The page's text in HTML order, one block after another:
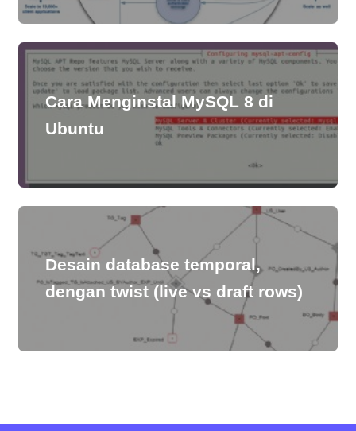
seperti PostgreSQL?
Cara Menginstal MySQL 8 di
Ubuntu
Desain database temporal,
dengan twist (live vs draft rows)